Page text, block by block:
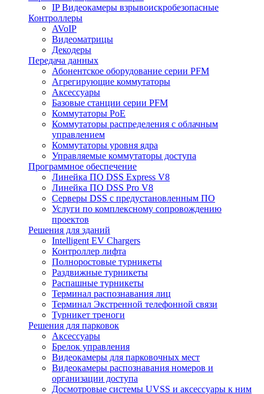
IP Видеокамеры взрывоискробезопасные
Контроллеры
AVoIP
Видеоматрицы
Декодеры
Передача данных
Абонентское оборудование серии PFM
Агрегирующие коммутаторы
Аксессуары
Базовые станции серии PFM
Коммутаторы PoE
Коммутаторы распределения с облачным
управлением
Коммутаторы уровня ядра
Управляемые коммутаторы доступа
Программное обеспечение
Линейка ПО DSS Express V8
Линейка ПО DSS Pro V8
Серверы DSS с предустановленным ПО
Услуги по комплексному сопровождению
проектов
Решения для зданий
Intelligent EV Chargers
Контроллер лифта
Полноростовые турникеты
Раздвижные турникеты
Распашные турникеты
Терминал распознавания лиц
Терминал Экстренной телефонной связи
Турникет треноги
Решения для парковок
Аксессуары
Брелок управления
Видеокамеры для парковочных мест
Видеокамеры распознавания номеров и
организации доступа
Досмотровые системы UVSS и аксессуары к ним